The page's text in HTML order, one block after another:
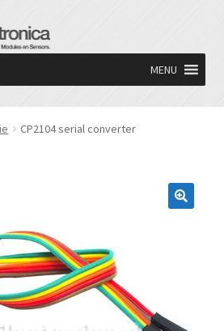
MENU
CP2104 serial converter